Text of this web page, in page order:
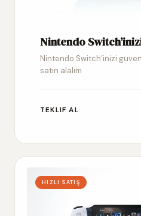
Nintendo
Nintendo Switch’inizi
satın alalım
TEKLIF AL
HIZLI SATIŞ